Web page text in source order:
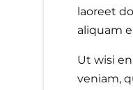
laoreet
aliquam
Ut wisi
veniam,